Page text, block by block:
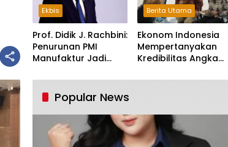
Ekbis
Prof. Didik J. Rachbini:
Penurunan PMI
Manufaktur Jadi
Industri Nasional
Berita Utama
Ekonom Indonesia
Mempertanyakan
Kredibilitas Angka
Tumbuh Tapi Rapuh
Popular News